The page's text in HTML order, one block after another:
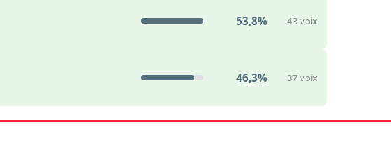
53,8% 43 voix
46,3% 37 voix